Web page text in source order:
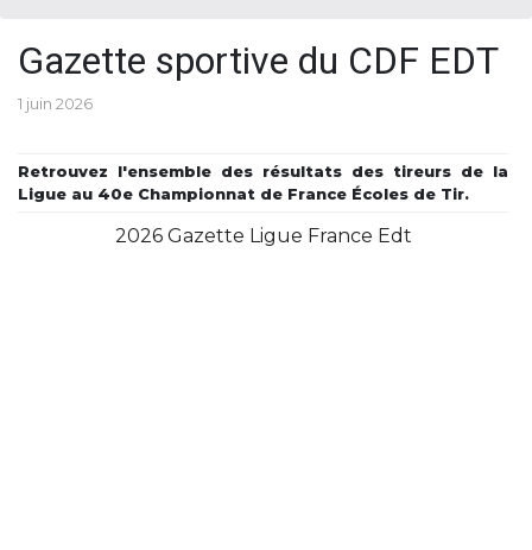
Gazette sportive du CDF EDT
1 juin 2026
Retrouvez l'ensemble des résultats des tireurs de la
Ligue au 40e Championnat de France Écoles de Tir.
2026 Gazette Ligue France Edt